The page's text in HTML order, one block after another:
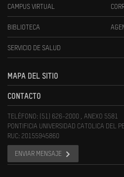
CAMPUS VIRTUAL
BIBLIOTECA
SERVICIO DE SALUD
MAPA DEL SITIO
CONTACTO
TELÉFONO: (51) 626-2000 , ANEXO 5581
PONTIFICIA UNIVERSIDAD CATOLICA DEL
RUC: 20155945860
ENVIAR MENSAJE